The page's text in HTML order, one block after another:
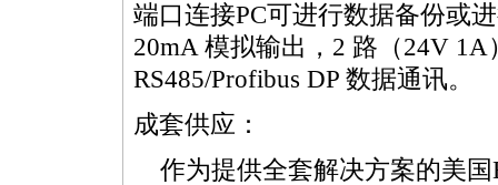
端口连接PC可进行数据备份或
20mA 模拟输出，2 路（24V
RS485/Profibus DP 数据通讯。
成套供应：
作为提供全套解决方案的美国